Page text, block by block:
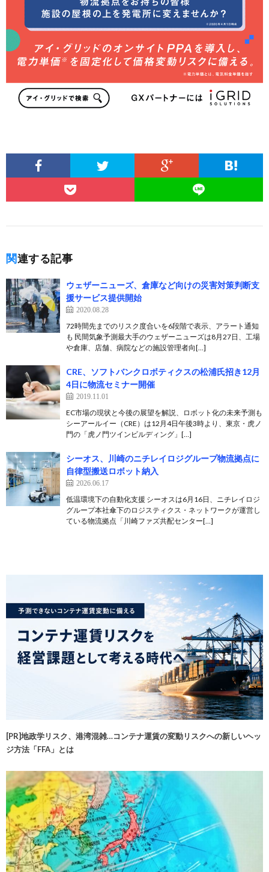
関連する記事
ウェザーニューズ、倉庫など向けの災害対策判断支
援サービス提供開始
2020.08.28
72時間先までのリスク度合いを6段階で表示、アラート通知
も 民間気象予測最大手のウェザーニューズは8月27日、工場
や倉庫、店舗、病院などの施設管理者向[…]
CRE、ソフトバンクロボティクスの松浦氏招き12月
4日に物流セミナー開催
2019.11.01
EC市場の現状と今後の展望を解説、ロボット化の未来予測も
シーアールイー（CRE）は12月4日午後3時より、東京・虎ノ
門の「虎ノ門ツインビルディング」[…]
シーオス、川崎のニチレイロジグループ物流拠点に
自律型搬送ロボット納入
2026.06.17
低温環境下の自動化支援 シーオスは6月16日、ニチレイロジ
グループ本社傘下のロジスティクス・ネットワークが運営し
ている物流拠点「川崎ファズ共配センター[…]
[PR]地政学リスク、港湾混雑…コンテナ運賃の変動リスクへの新しいヘッ
ジ方法「FFA」とは